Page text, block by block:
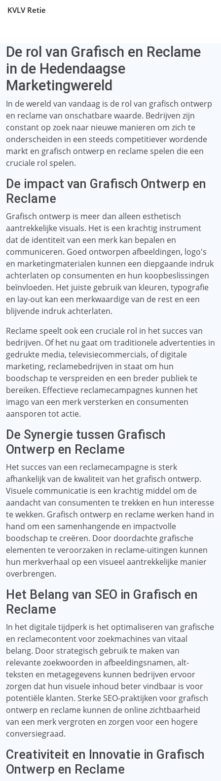
KVLV Retie
De rol van Grafisch en Reclame
in de Hedendaagse
Marketingwereld
In de wereld van vandaag is de rol van grafisch ontwerp
en reclame van onschatbare waarde. Bedrijven zijn
constant op zoek naar nieuwe manieren om zich te
onderscheiden in een steeds competitiever wordende
markt en grafisch ontwerp en reclame spelen die een
cruciale rol spelen.
De impact van Grafisch Ontwerp en
Reclame
Grafisch ontwerp is meer dan alleen esthetisch
aantrekkelijke visuals. Het is een krachtig instrument
dat de identiteit van een merk kan bepalen en
communiceren. Goed ontworpen afbeeldingen, logo's
en marketingmaterialen kunnen een diepgaande indruk
achterlaten op consumenten en hun koopbeslissingen
beïnvloeden. Het juiste gebruik van kleuren, typografie
en lay-out kan een merkwaardige van de rest en een
blijvende indruk achterlaten.
Reclame speelt ook een cruciale rol in het succes van
bedrijven. Of het nu gaat om traditionele advertenties in
gedrukte media, televisiecommercials, of digitale
marketing, reclamebedrijven in staat om hun
boodschap te verspreiden en een breder publiek te
bereiken. Effectieve reclamecampagnes kunnen het
imago van een merk versterken en consumenten
aansporen tot actie.
De Synergie tussen Grafisch
Ontwerp en Reclame
Het succes van een reclamecampagne is sterk
afhankelijk van de kwaliteit van het grafisch ontwerp.
Visuele communicatie is een krachtig middel om de
aandacht van consumenten te trekken en hun interesse
te wekken. Grafisch ontwerp en reclame werken hand in
hand om een ​​samenhangende en impactvolle
boodschap te creëren. Door doordachte grafische
elementen te veroorzaken in reclame-uitingen kunnen
hun merkverhaal op een visueel aantrekkelijke manier
overbrengen.
Het Belang van SEO in Grafisch en
Reclame
In het digitale tijdperk is het optimaliseren van grafische
en reclamecontent voor zoekmachines van vitaal
belang. Door strategisch gebruik te maken van
relevante zoekwoorden in afbeeldingsnamen, alt-
teksten en metagegevens kunnen bedrijven ervoor
zorgen dat hun visuele inhoud beter vindbaar is voor
potentiële klanten. Sterke SEO-praktijken voor grafisch
ontwerp en reclame kunnen de online zichtbaarheid
van een merk vergroten en zorgen voor een hogere
conversiegraad.
Creativiteit en Innovatie in Grafisch
Ontwerp en Reclame